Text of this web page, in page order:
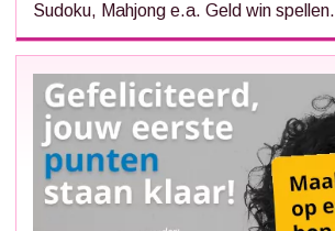
Sudoku, Mahjong e.a. Geld win spellen.